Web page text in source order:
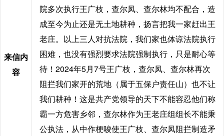
来信内
容
院多次执行王广枝，查尔凤、查尔林均不配合，造
成至今为止还是无土地耕种，扬言把我一家赶出王
老庄。以上三人对抗法院，我们家也体谅法院执行
困难，也没有强烈要求法院强制执行，只是耐心等
待！2024年5月7号王广枝，查尔凤、查尔林再次
阻拦我们家开的荒地（属于五保户责任山）也不让
我们耕种！这是共产党领导的天下不能容忍他们称
霸一方危害乡邻，查尔林作为王老庄组组长不能秉
公执法，从中作梗唆使王广枝、查尔凤阻拦制造矛